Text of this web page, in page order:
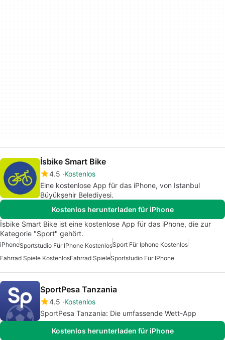
İsbike Smart Bike
4.5 Kostenlos
Eine kostenlose App für das iPhone, von Istanbul
Büyükşehir Belediyesi.
Kostenlos herunterladen für iPhone
İsbike Smart Bike ist eine kostenlose App für das iPhone, die zur
Kategorie "Sport" gehört.
iPhoneSportstudio Für IPhone KostenlosSport Für Iphone Kostenlos
Fahrrad Spiele KostenlosFahrrad SpieleSportstudio Für IPhone
SportPesa Tanzania
4.5 Kostenlos
SportPesa Tanzania: Die umfassende Wett-App
Kostenlos herunterladen für iPhone